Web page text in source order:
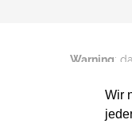
Warning:
Warning:
Wir